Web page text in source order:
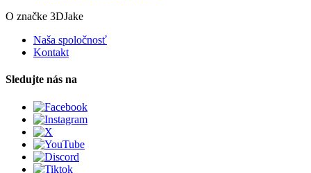
O značke 3DJake
Naša spoločnosť
Kontakt
Sledujte nás na